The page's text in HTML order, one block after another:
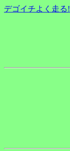
デゴイチよく走る!